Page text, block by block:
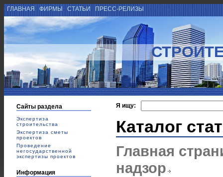
ГЛАВНАЯ ФИРМЫ СТАТЬИ ПРЕСС-РЕЛИЗЫ
Сайты раздела
Экспертиза
строительства
Экспертиза сметы
проектов
Проведение
негосударственной
экспертизы проектов
Информация
Я ищу:
Каталог
Главная
надзор